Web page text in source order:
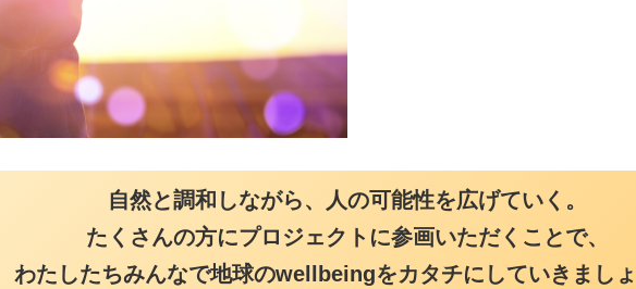
自然と調和しながら、人の可能性を広げていく。
たくさんの方にプロジェクトに参画いただくことで、
わたしたちみんなで地球のwellbeingをカタチにしていきましょ